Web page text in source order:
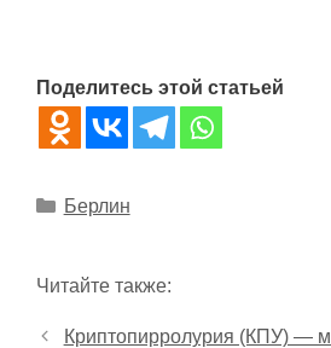
Поделитесь этой статьей
Рубрики
Берлин
Читайте также:
Криптопирролурия (КПУ) —